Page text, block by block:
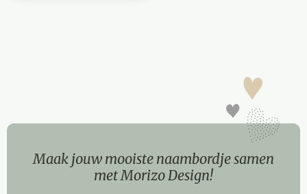
Maak jouw mooiste naambordje samen
met Morizo Design!